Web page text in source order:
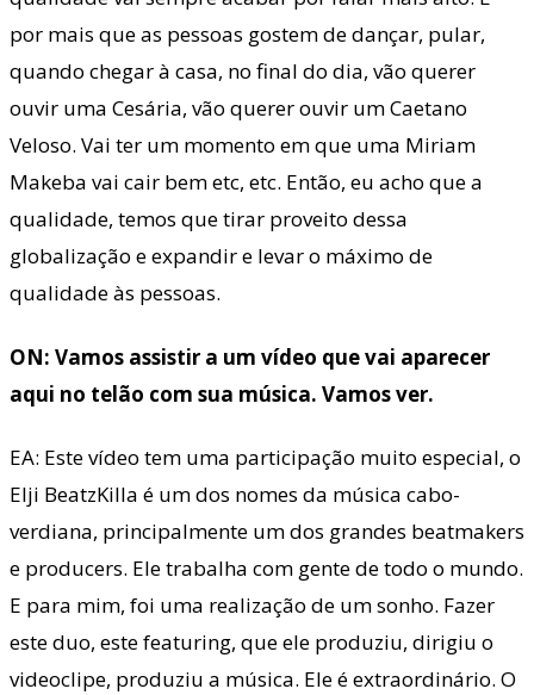
por mais que as pessoas gostem de dançar, pular,
quando chegar à casa, no final do dia, vão querer
ouvir uma Cesária, vão querer ouvir um Caetano
Veloso. Vai ter um momento em que uma Miriam
Makeba vai cair bem etc, etc. Então, eu acho que a
qualidade, temos que tirar proveito dessa
globalização e expandir e levar o máximo de
qualidade às pessoas.
ON: Vamos assistir a um vídeo que vai aparecer
aqui no telão com sua música. Vamos ver.
EA: Este vídeo tem uma participação muito especial, o
Elji BeatzKilla é um dos nomes da música cabo-
verdiana, principalmente um dos grandes beatmakers
e producers. Ele trabalha com gente de todo o mundo.
E para mim, foi uma realização de um sonho. Fazer
este duo, este featuring, que ele produziu, dirigiu o
videoclipe, produziu a música. Ele é extraordinário. O